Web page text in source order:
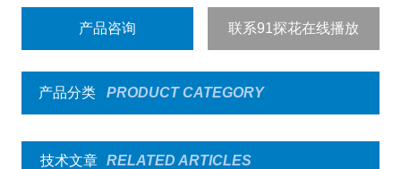
产品咨询 联系91探花在线播放
产品分类 PRODUCT CATEGORY
技术文章 RELATED ARTICLES